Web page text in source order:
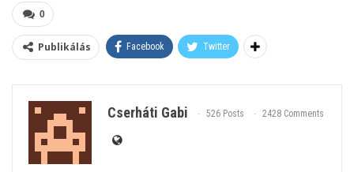
0
Publikálás Facebook Twitter
Cserháti Gabi 526 Posts 2428 Comments